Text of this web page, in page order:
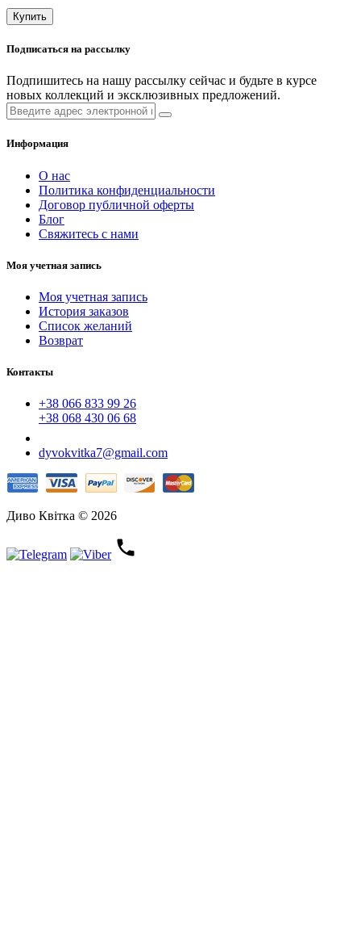
Купить
Подписаться на рассылку
Подпишитесь на нашу рассылку сейчас и будьте в курсе
новых коллекций и эксклюзивных предложений.
Информация
О нас
Политика конфиденциальности
Договор публичной оферты
Блог
Свяжитесь с нами
Моя учетная запись
Моя учетная запись
История заказов
Список желаний
Возврат
Контакты
+38 066 833 99 26
+38 068 430 06 68
dyvokvitka7@gmail.com
Диво Квітка © 2026